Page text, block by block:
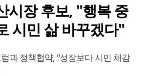
시장 후보, "행복 중
시민 삶 바꾸겠다"
과 정책협약, "성장보다 시민 체감